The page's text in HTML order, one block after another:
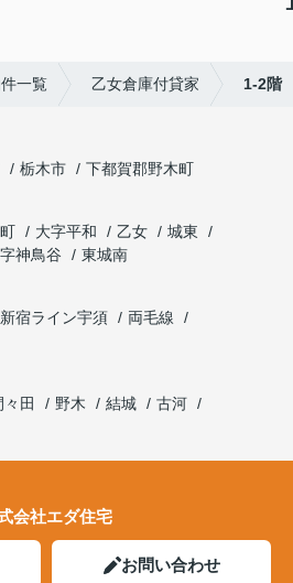
一覧 乙女倉庫付貸家 1-2階
栃木市
下都賀郡野木町
大字平和 乙女
城東
神鳥谷
東城南
宿ライン宇須
両毛線
々田 野木 結城
古河
会社エダ住宅
お問い合わせ